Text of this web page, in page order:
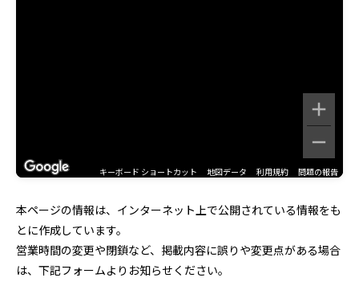
キーボード ショートカット 地図データ 利用規約 問題の報告
本ページの情報は、インターネット上で公開されている情報をも
とに作成しています。
営業時間の変更や閉鎖など、掲載内容に誤りや変更点がある場合
は、下記フォームよりお知らせください。